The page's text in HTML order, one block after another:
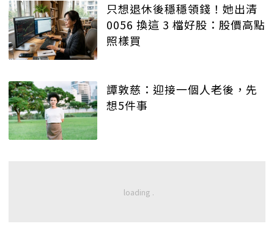
只想退休後穩穩領錢！她出清
0056 換這 3 檔好股：股價高點
照樣買
譚敦慈：迎接一個人老後，先
想5件事